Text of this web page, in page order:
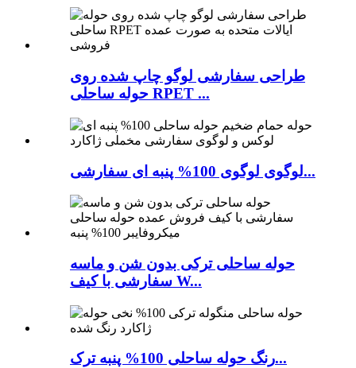
طراحی سفارشی لوگو چاپ شده روی
حوله ساحلی RPET ...
لوگوی لوگوی 100% پنبه ای سفارشی...
حوله ساحلی ترکی بدون شن و ماسه
سفارشی با کیف W...
رنگ حوله ساحلی 100% پنبه ترک...